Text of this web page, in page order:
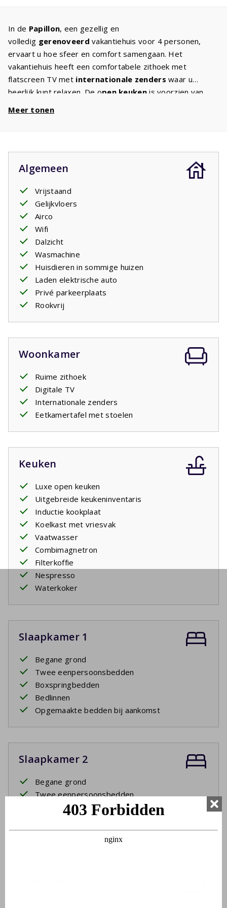
In de Papillon, een gezellig en
volledig gerenoveerd vakantiehuis voor 4 personen,
ervaart u hoe sfeer en comfort samengaan. Het
vakantiehuis heeft een comfortabele zithoek met
flatscreen TV met internationale zenders waar u
heerlijk kunt relaxen. De open keukenis voorzien van
staan twee eenpersoonsboxspringbedden. U zult een
heerlijke nachtrust hebben. De moderne
badkamerheeft
terras
kunt u tot in de late avond genieten van de
buitenlucht. Gezellig met een glas wijn of rond de
barbecue. Enkele huizen hebben een eigen barbecue. U
kunt deze selecteren bij de huiskenmerken. Om het huis
is volop ruimte waar de kinderen kunnen
Uw verblijf is inclusief opgemaakte bedden.
Meer tonen
Algemeen
Vrijstaand
Gelijkvloers
Airco
Wifi
Dalzicht
Wasmachine
Huisdieren in sommige huizen
Laden elektrische auto
Privé parkeerplaats
Rookvrij
Woonkamer
Ruime zithoek
Digitale TV
Internationale zenders
Eetkamertafel met stoelen
Keuken
Luxe open keuken
Uitgebreide keukeninventaris
Inductie kookplaat
Koelkast met vriesvak
Vaatwasser
Combimagnetron
Filterkoffie
Nespresso
Waterkoker
Slaapkamer 1
Begane grond
Twee eenpersoonsbedden
Boxspringbedden
Bedlinnen
Opgemaakte bedden bij aankomst
Slaapkamer 2
Begane grond
Twee eenpersoonsbedden
Boxspringbedden
Opgemaakte bedden bij aankomst